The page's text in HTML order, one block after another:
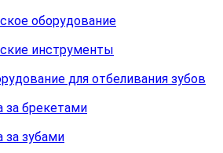
оборудование
инструменты
для отбеливания зубов
за брекетами
за зубами